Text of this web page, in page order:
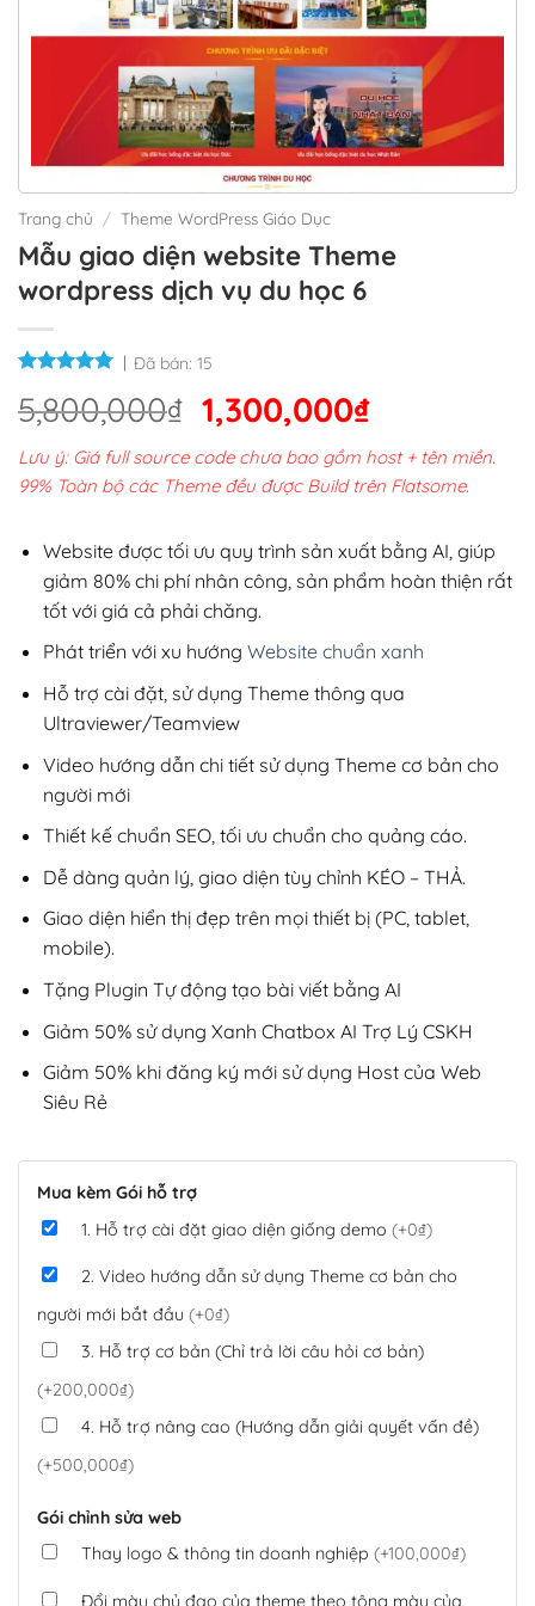
Trang chủ / Theme WordPress Giáo Dục
Mẫu giao diện website Theme
wordpress dịch vụ du học 6
Đã bán: 15
5,800,000₫ Giá
gốc
là:
5,800,000₫.
1,300,000₫Giá
hiện
tại
Lưu ý: Giá full source code chưa bao gồm host + tên miền.
99% Toàn bộ các Theme đều được Build trên Flatsome.
Website được tối ưu quy trình sản xuất bằng AI, giúp
giảm 80% chi phí nhân công, sản phẩm hoàn thiện rất
tốt với giá cả phải chăng.
Phát triển với xu hướng Website chuẩn xanh
Hỗ trợ cài đặt, sử dụng Theme thông qua
Ultraviewer/Teamview
Video hướng dẫn chi tiết sử dụng Theme cơ bản cho
người mới
Thiết kế chuẩn SEO, tối ưu chuẩn cho quảng cáo.
Dễ dàng quản lý, giao diện tùy chỉnh KÉO – THẢ.
Giao diện hiển thị đẹp trên mọi thiết bị (PC, tablet,
mobile).
Tặng Plugin Tự động tạo bài viết bằng AI
Giảm 50% sử dụng Xanh Chatbox AI Trợ Lý CSKH
Giảm 50% khi đăng ký mới sử dụng Host của Web
Siêu Rẻ
Mua kèm Gói hỗ trợ
1. Hỗ trợ cài đặt giao diện giống demo (+0₫)
2. Video hướng dẫn sử dụng Theme cơ bản cho
người mới bắt đầu (+0₫)
3. Hỗ trợ cơ bản (Chỉ trả lời câu hỏi cơ bản)
(+200,000₫)
4. Hỗ trợ nâng cao (Hướng dẫn giải quyết vấn đề)
(+500,000₫)
Gói chỉnh sửa web
Thay logo & thông tin doanh nghiệp (+100,000₫)
Đổi màu chủ đạo của theme theo tông màu của